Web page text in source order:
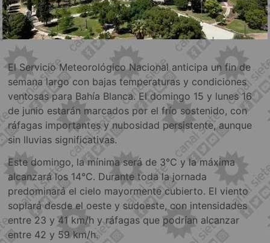
El Servicio Meteorológico Nacional anticipa un fin de
semana largo con bajas temperaturas y condiciones
ventosas para Bahía Blanca. El domingo 15 y lunes 16
de junio estarán marcados por el frío sostenido, con
ráfagas importantes y nubosidad persistente, aunque
sin lluvias significativas.
Este domingo, la mínima será de 3°C y la máxima
alcanzará los 14°C. Durante toda la jornada
predominará el cielo mayormente cubierto. El viento
soplará desde el oeste y sudoeste, con intensidades
entre 23 y 41 km/h y ráfagas que podrían alcanzar
entre 42 y 59 km/h.